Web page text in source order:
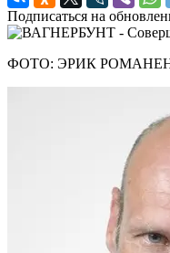
Подписаться на
ФОТО: ЭРИК